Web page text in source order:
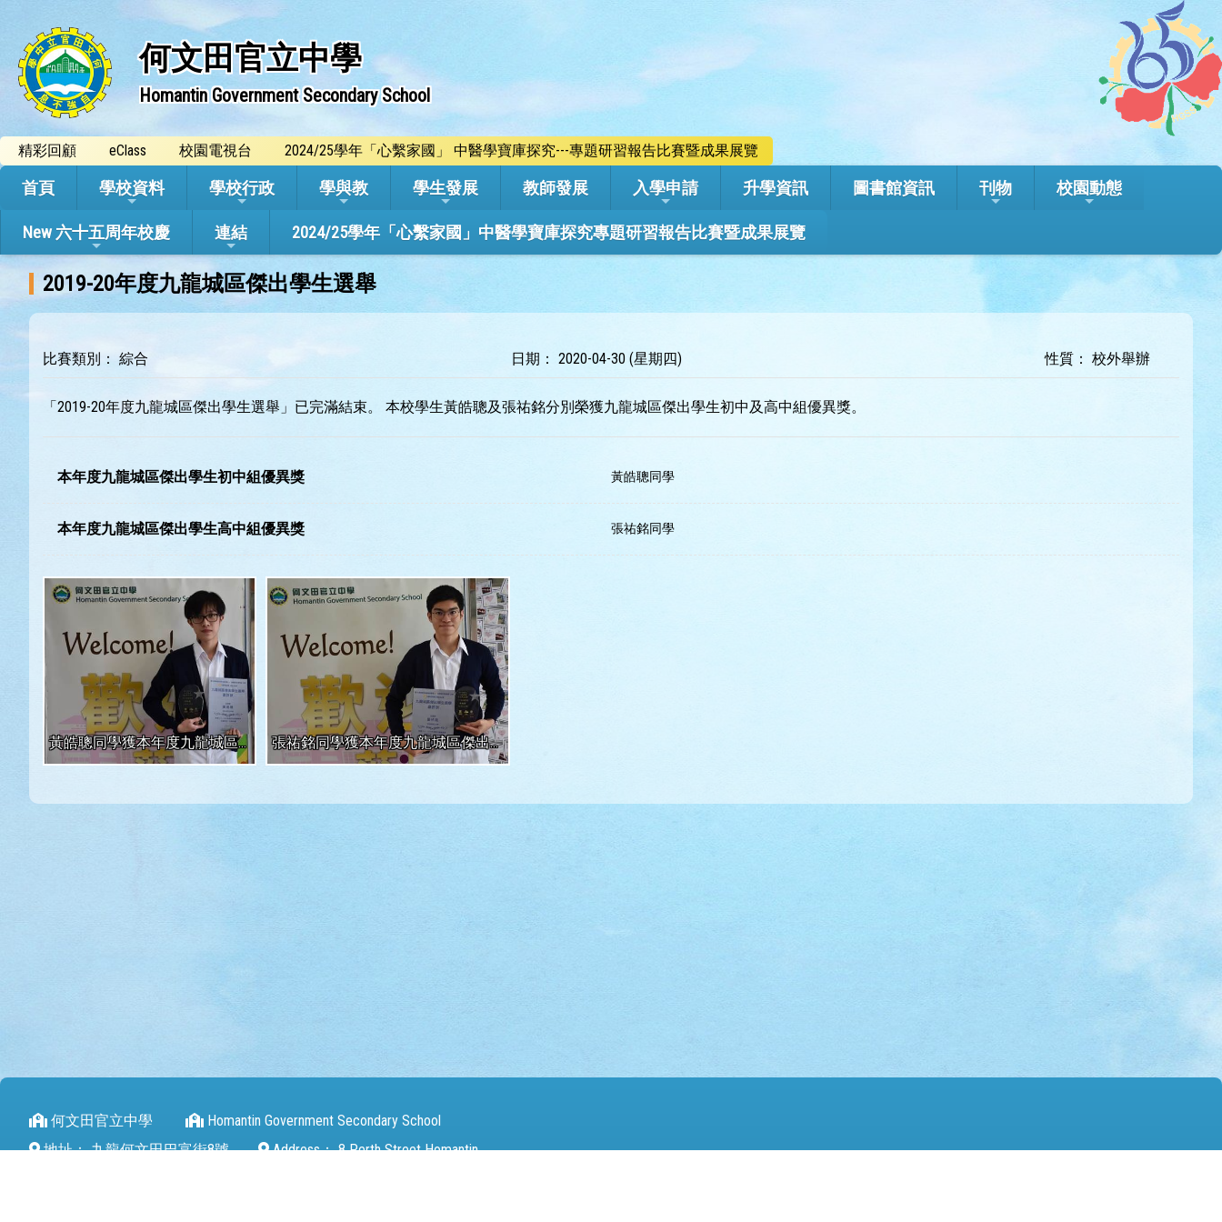
何文田官立中學
Homantin Government Secondary School
精彩回顧 eClass 校園電視台 2024/25學年「心繫家國」 中醫學寶庫探究---專題研習報告比賽暨成果展覽
首頁 學校資料 學校行政 學與教 學生發展 教師發展 入學申請 升學資訊 圖書館資訊 刊物 校園動態
New 六十五周年校慶 連結 2024/25學年「心繫家國」中醫學寶庫探究專題研習報告比賽暨成果展覽
2019-20年度九龍城區傑出學生選舉
比賽類別： 綜合 日期： 2020-04-30 (星期四) 性質： 校外舉辦
「2019-20年度九龍城區傑出學生選舉」已完滿結束。 本校學生黃皓聰及張祐銘分別榮獲九龍城區傑出學生初中及高中組優異獎。
本年度九龍城區傑出學生初中組優異獎 黃皓聰同學
本年度九龍城區傑出學生高中組優異獎 張祐銘同學
黃皓聰同學獲本年度九龍城區傑出學生初中組優異獎 張祐銘同學獲本年度九龍城區傑出學生高中組優異獎
何文田官立中學
Homantin Government Secondary School
地址： 九龍何文田巴富街8號 Address： 8 Perth Street Homantin